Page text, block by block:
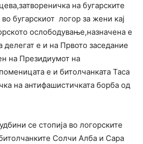
на бугарските
бугарскиот логор за жени кај
ослободување,назначена е
е и на Првото заседание
на Президиумот на
е и битолчанката Таса
на антифашистичката борба од
се стопија во логорските
Солчи Алба и Сара